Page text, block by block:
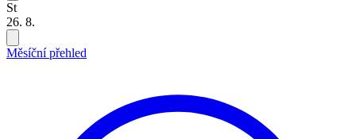
St
26. 8.
Měsíční přehled